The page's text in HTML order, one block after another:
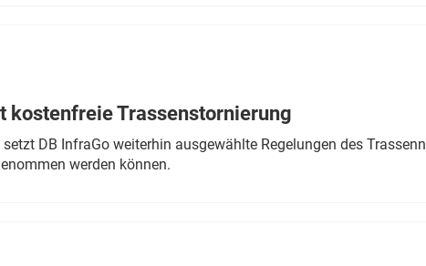
kostenfreie Trassenstornierung
DB InfraGo weiterhin ausgewählte Regelungen des
werden können.